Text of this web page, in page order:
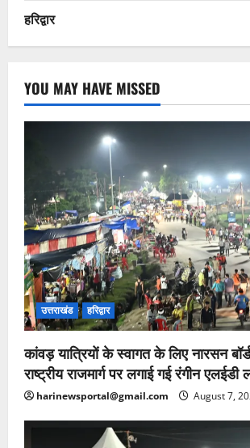
हरिद्वार
YOU MAY HAVE MISSED
उत्तराखंड हरिद्वार
कांवड़ यात्रियों के स्वागत के लिए नारसन
राष्ट्रीय राजमार्ग पर लगाई गई रंगीन एलईडी
harinewsportal@gmail.com August 7,